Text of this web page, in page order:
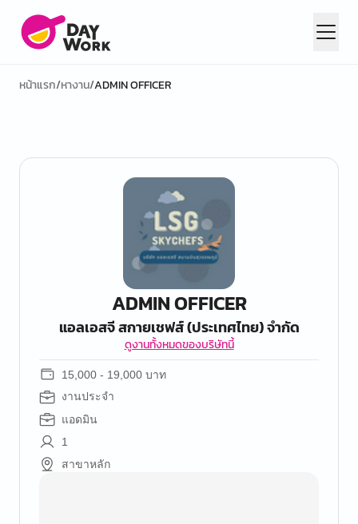
หน้าแรก/หางาน/ADMIN OFFICER
ADMIN OFFICER
แอลเอสจี สกายเชฟส์ (ประเทศไทย) จำกัด
ดูงานทั้งหมดของบริษัทนี้
15,000 - 19,000 บาท
งานประจำ
แอดมิน
1
สาขาหลัก